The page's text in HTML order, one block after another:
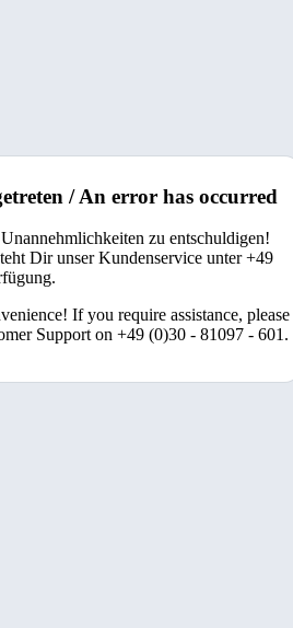
/ An error has occurred
zu entschuldigen!
Dir unser Kundenservice unter +49
If you require assistance, please
Support on +49 (0)30 - 81097 - 601.